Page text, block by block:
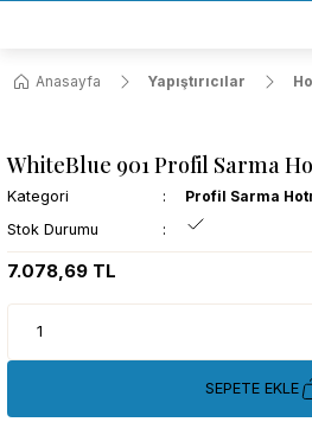
BÜTÜN
TÜRKİYE GENELİNDE 10.000
Anasayfa
Yapıştırıcılar
WhiteBlue 901 Profil Sarma
Kategori
Profil Sarma
Stok Durumu
7.078,69 TL
SEPETE EKLE